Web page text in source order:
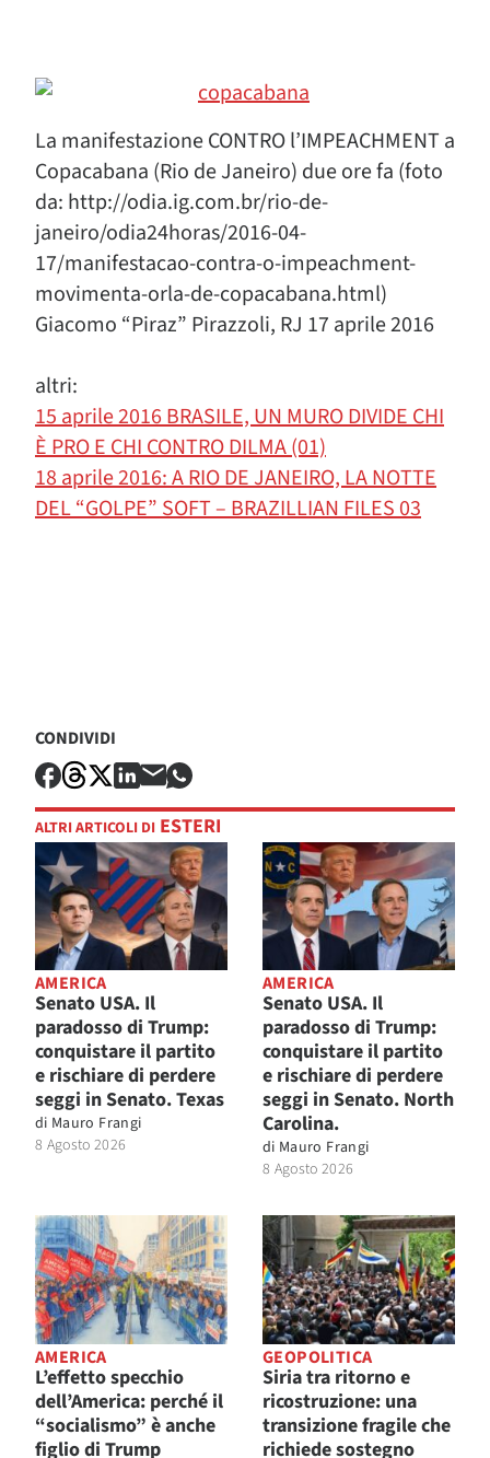
La manifestazione CONTRO l’IMPEACHMENT a
Copacabana (Rio de Janeiro) due ore fa (foto
da: http://odia.ig.com.br/rio-de-
janeiro/odia24horas/2016-04-
17/manifestacao-contra-o-impeachment-
movimenta-orla-de-copacabana.html)
Giacomo “Piraz” Pirazzoli, RJ 17 aprile 2016
altri:
15 aprile 2016 BRASILE, UN MURO DIVIDE CHI
È PRO E CHI CONTRO DILMA (01)
18 aprile 2016: A RIO DE JANEIRO, LA NOTTE
DEL “GOLPE” SOFT – BRAZILLIAN FILES 03
CONDIVIDI
ALTRI ARTICOLI DI ESTERI
AMERICA
Senato USA. Il
paradosso di Trump:
conquistare il partito
e rischiare di perdere
seggi in Senato. Texas
di Mauro Frangi
8 Agosto 2026
AMERICA
Senato USA. Il
paradosso di Trump:
conquistare il partito
e rischiare di perdere
seggi in Senato. North
Carolina.
di Mauro Frangi
8 Agosto 2026
AMERICA
L’effetto specchio
dell’America: perché il
“socialismo” è anche
figlio di Trump
GEOPOLITICA
Siria tra ritorno e
ricostruzione: una
transizione fragile che
richiede sostegno